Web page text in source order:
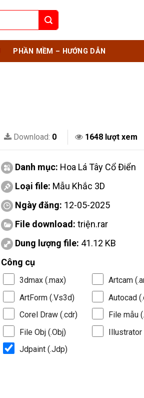
PHẦN MỀM – HƯỚNG DẪN
Download: 0 1648 lượt xem
Danh mục: Hoa Lá Tây Cổ Điển
Loại file: Mẫu Khắc 3D
Ngày đăng: 12-05-2025
File download: triện.rar
Dung lượng file: 41.12 KB
Công cụ
3dmax (.max)
Artcam
ArtForm (.Vs3d)
Autocad
Corel Draw (.cdr)
File mẫu
File Obj (.Obj)
Illustrator
Jdpaint (.Jdp)